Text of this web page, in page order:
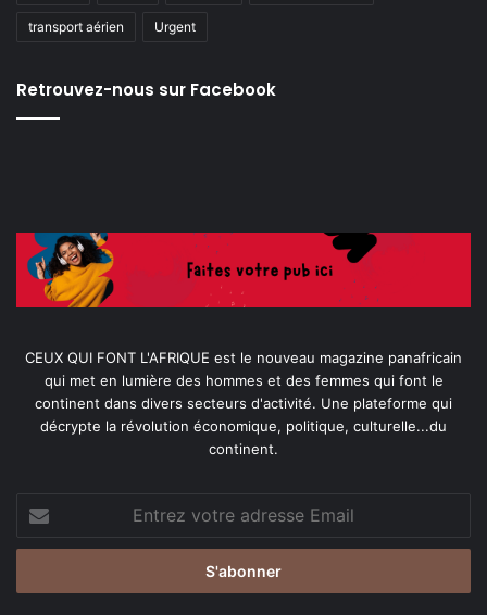
transport aérien Urgent
Retrouvez-nous sur Facebook
CEUX QUI FONT L'AFRIQUE est le nouveau magazine panafricain
qui met en lumière des hommes et des femmes qui font le
continent dans divers secteurs d'activité. Une plateforme qui
décrypte la révolution économique, politique, culturelle...du
continent.
votre
adresse